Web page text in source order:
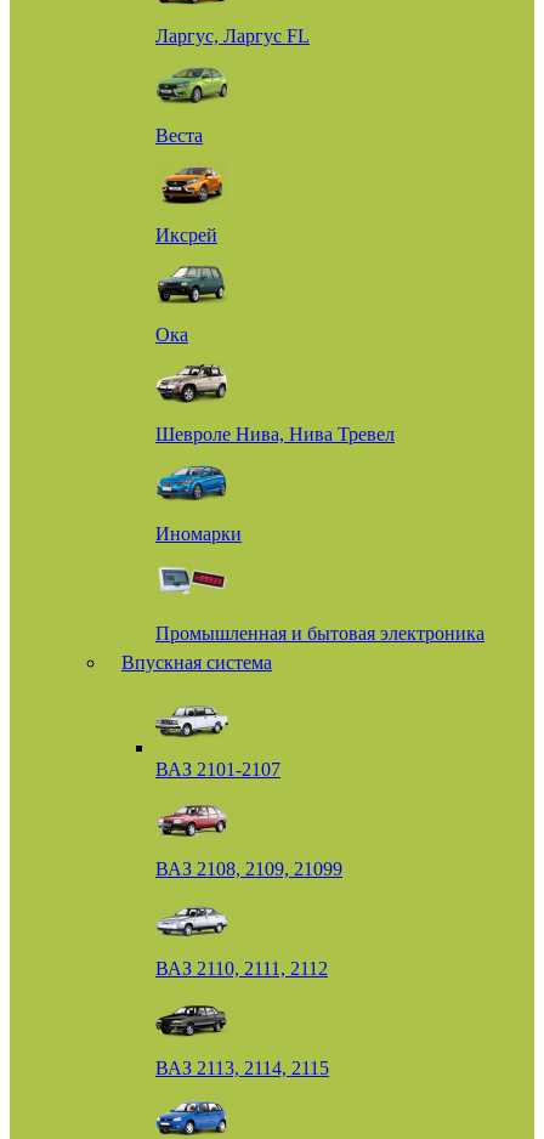
Ларгус, Ларгус FL
Веста
Иксрей
Ока
Шевроле Нива, Нива Тревел
Иномарки
Промышленная и бытовая электроника
Впускная система
ВАЗ 2101-2107
ВАЗ 2108, 2109, 21099
ВАЗ 2110, 2111, 2112
ВАЗ 2113, 2114, 2115